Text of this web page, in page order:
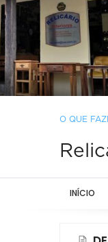
O QUE
INÍCIO